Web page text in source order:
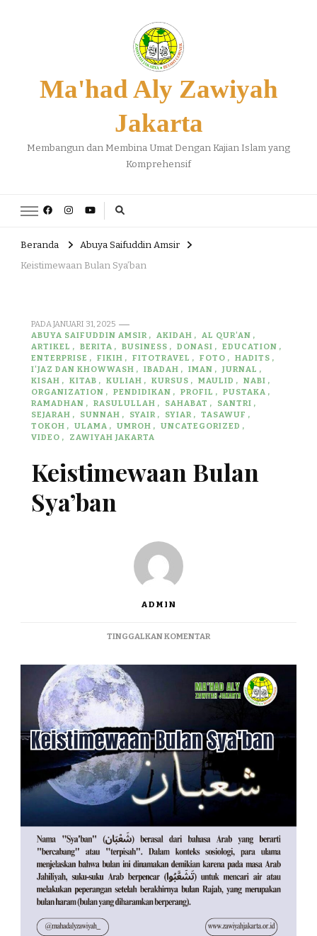
Ma'had Aly Zawiyah
Jakarta
Membangun dan Membina Umat Dengan Kajian Islam yang
Komprehensif
Beranda
Abuya Saifuddin Amsir
Keistimewaan Bulan Sya’ban
PADAJANUARI 31, 2025
ABUYA SAIFUDDIN AMSIR
AKIDAH
AL QUR'AN
ARTIKEL
BERITA BUSINESS DONASI
EDUCATION
ENTERPRISE
FIKIH FITOTRAVEL FOTO
HADITS
I'JAZ DAN KHOWWASH
IBADAH IMAN
JURNAL
KISAH
KITAB KULIAH KURSUS MAULID
NABI
ORGANIZATION
PENDIDIKAN PROFIL
PUSTAKA
RAMADHAN
RASULULLAH SAHABAT
SANTRI
SEJARAH
SUNNAH SYAIR SYIAR
TASAWUF
TOKOH
ULAMA UMROH
UNCATEGORIZED
VIDEO
ZAWIYAH JAKARTA
Keistimewaan Bulan
Sya’ban
ADMIN
TINGGALKAN KOMENTAR